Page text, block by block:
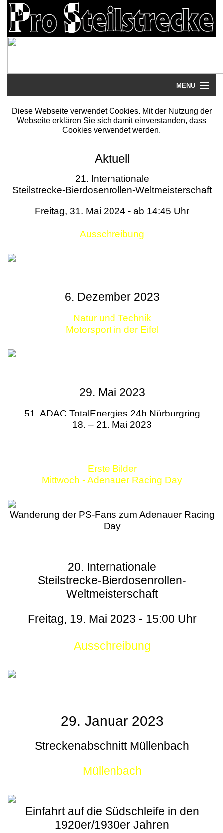
MENU
Startseite
Literatur
Termine
Diese Webseite verwendet Cookies. Mit der Nutzung der
Webseite erklären Sie sich damit einverstanden, dass
Cookies verwendet werden.
Aktuell
21. Internationale
Steilstrecke-Bierdosenrollen-Weltmeisterschaft
Freitag, 31. Mai 2024 - ab 14:45 Uhr
Ausschreibung
6. Dezember 2023
Natur und Technik
Motorsport in der Eifel
29. Mai 2023
51. ADAC TotalEnergies 24h Nürburgring
18. – 21. Mai 2023
Erste Bilder
Mittwoch - Adenauer Racing Day
Wanderung der PS-Fans zum Adenauer Racing
Day
20. Internationale
Steilstrecke-Bierdosenrollen-
Weltmeisterschaft
Freitag, 19. Mai 2023 - 15:00 Uhr
Ausschreibung
29. Januar 2023
Streckenabschnitt Müllenbach
Müllenbach
Einfahrt auf die Südschleife in den
1920er/1930er Jahren